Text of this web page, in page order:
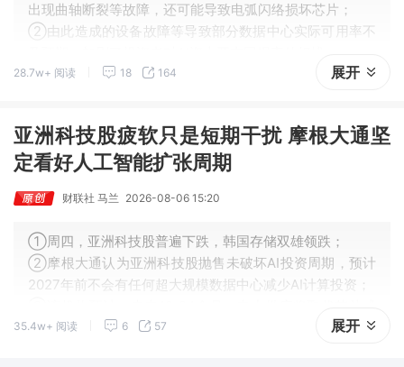
出现曲轴断裂等故障，还可能导致电弧闪络损坏芯片；
②由此造成的设备故障等导致部分数据中心实际可用率不
③此外，剧烈的电力波动也对大电网稳定构成威胁，各方
28.7w+ 阅读 18 164 展开
亚洲科技股疲软只是短期干扰 摩根大通坚
定看好人工智能扩张周期
财联社 马兰 2026-08-06 15:20
①周四，亚洲科技股普遍下跌，韩国存储双雄领跌；
②摩根大通认为亚洲科技股抛售未破坏AI投资周期，预计
2027年前不会有任何超大规模数据中心减少AI计算投资；
为AI算力主要制约因素。
35.4w+ 阅读 6 57 展开